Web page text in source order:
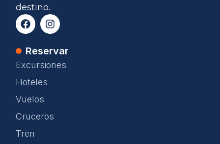
destino.
Reservar
Excursiones
Hoteles
Vuelos
Cruceros
Tren